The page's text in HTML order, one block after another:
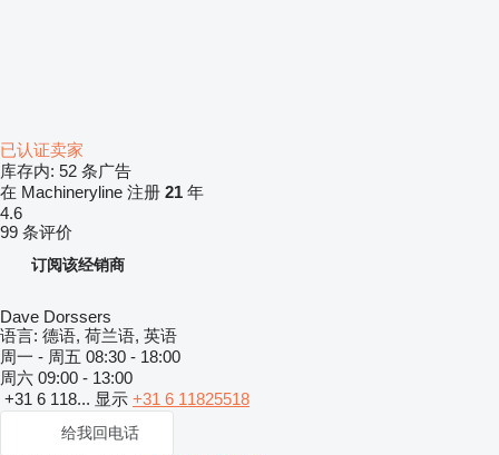
已认证卖家
库存内: 52 条广告
在 Machineryline 注册 21 年
4.6
99 条评价
订阅该经销商
Dave Dorssers
语言: 德语, 荷兰语, 英语
周一 - 周五 08:30 - 18:00
周六 09:00 - 13:00
+31 6 118... 显示 +31 6 11825518
给我回电话